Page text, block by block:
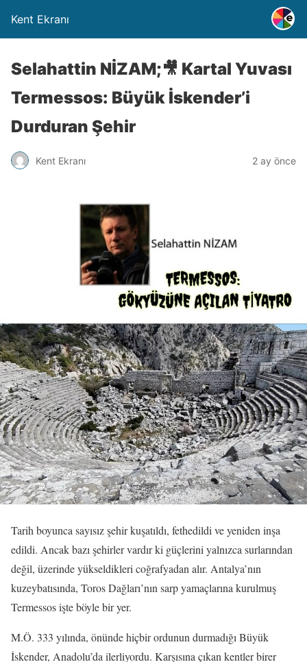
Kent Ekranı
Selahattin NİZAM;🎥 Kartal Yuvası
Termessos: Büyük İskender’i
Durduran Şehir
Kent Ekranı 2 ay önce
Tarih boyunca sayısız şehir kuşatıldı, fethedildi ve yeniden inşa
edildi. Ancak bazı şehirler vardır ki güçlerini yalnızca surlarından
değil, üzerinde yükseldikleri coğrafyadan alır. Antalya’nın
kuzeybatısında, Toros Dağları’nın sarp yamaçlarına kurulmuş
Termessos işte böyle bir yer.
M.Ö. 333 yılında, önünde hiçbir ordunun durmadığı Büyük
İskender, Anadolu’da ilerliyordu. Karşısına çıkan kentler birer